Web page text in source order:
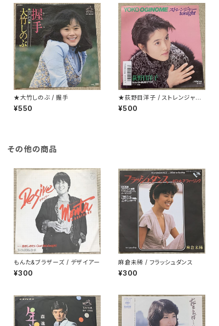
★大竹しのぶ / 握手
¥550
★荻野目洋子 / ストレンジャーt
onight
¥500
その他の商品
もんた&ブラザーズ / デザイアー
¥300
麻倉未稀 / フラッシュダンス
¥300